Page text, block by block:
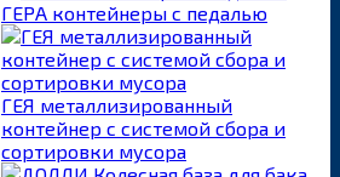
ГЕРА контейнеры с педалью
ГЕЯ металлизированный
контейнер с системой сбора и
сортировки мусора